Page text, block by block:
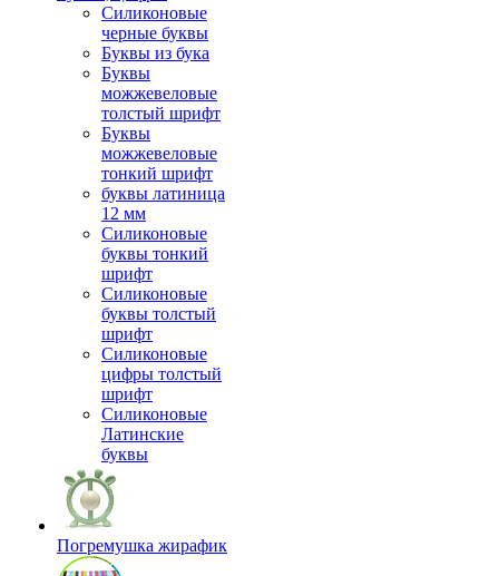
Силиконовые
черные буквы
Буквы из бука
Буквы
можжевеловые
толстый шрифт
Буквы
можжевеловые
тонкий шрифт
буквы латиница
12 мм
Силиконовые
буквы тонкий
шрифт
Силиконовые
буквы толстый
шрифт
Силиконовые
цифры толстый
шрифт
Силиконовые
Латинские
буквы
Погремушка жирафик